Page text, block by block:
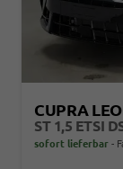
CUPRA
ST 1,5 ETSI
sofort lieferbar